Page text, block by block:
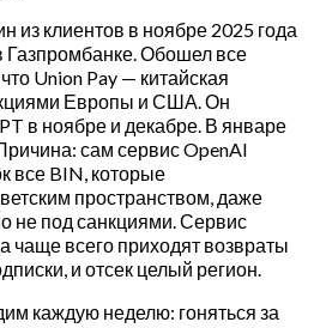
из клиентов в ноябре 2025 года
Газпромбанке. Обошел все
Union Pay — китайская
Европы и США. Он
в ноябре и декабре. В январе
сам сервис OpenAI
все BIN, которые
пространством, даже
не под санкциями. Сервис
чаще всего приходят возвраты
и отсек целый регион.
каждую неделю: гоняться за